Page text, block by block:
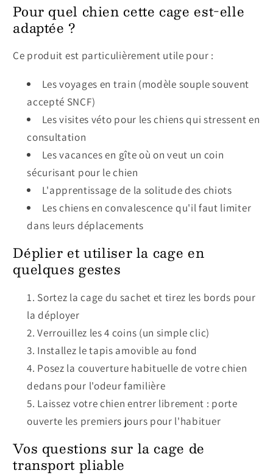
Pour quel chien cette cage est-elle
adaptée ?
Ce produit est particulièrement utile pour :
Les voyages en train (modèle souple souvent
accepté SNCF)
Les visites véto pour les chiens qui stressent en
consultation
Les vacances en gîte où on veut un coin
sécurisant pour le chien
L'apprentissage de la solitude des chiots
Les chiens en convalescence qu'il faut limiter
dans leurs déplacements
Déplier et utiliser la cage en
quelques gestes
Sortez la cage du sachet et tirez les bords pour
la déployer
Verrouillez les 4 coins (un simple clic)
Installez le tapis amovible au fond
Posez la couverture habituelle de votre chien
dedans pour l'odeur familière
Laissez votre chien entrer librement : porte
ouverte les premiers jours pour l'habituer
Vos questions sur la cage de
transport pliable